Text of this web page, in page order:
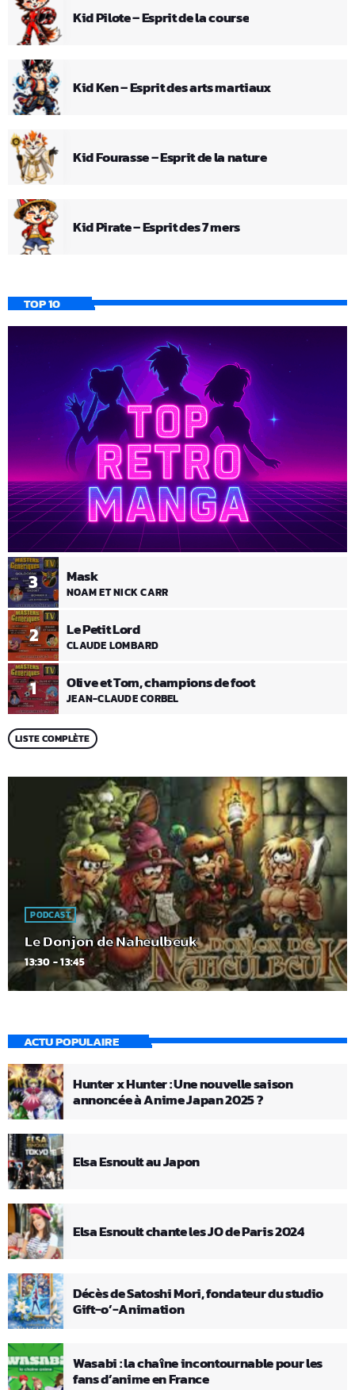
Kid Pilote – Esprit de la course
Kid Ken – Esprit des arts martiaux
Kid Fourasse – Esprit de la nature
Kid Pirate – Esprit des 7 mers
TOP 10
1 Olive et Tom, champions de foot
JEAN-CLAUDE CORBEL
2 Le Petit Lord
CLAUDE LOMBARD
3 Mask
NOAM ET NICK CARR
LISTE COMPLÈTE
PODCAST
Le Donjon de Naheulbeuk
13:30 - 13:45
ACTU POPULAIRE
Hunter x Hunter : Une nouvelle saison
annoncée à Anime Japan 2025 ?
Elsa Esnoult au Japon
Elsa Esnoult chante les JO de Paris 2024
Décès de Satoshi Mori, fondateur du studio
Gift-o’-Animation
Wasabi : la chaîne incontournable pour les
fans d’anime en France